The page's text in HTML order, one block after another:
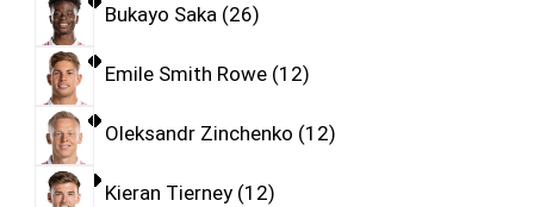
Bukayo Saka 26
Emile Smith Rowe 12
Oleksandr Zinchenko 12
Kieran Tierney 12